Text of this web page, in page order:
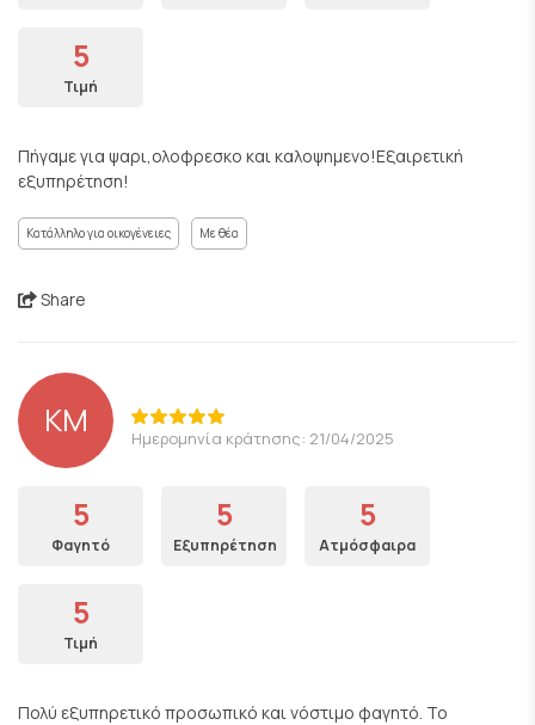
5
Τιμή
Πήγαμε για ψαρι,ολοφρεσκο και καλοψημενο!Εξαιρετική
εξυπηρέτηση!
Κατάλληλο για οικογένειες Με θέα
Share
KM Ημερομηνία κράτησης: 21/04/2025
5
Φαγητό
5
Εξυπηρέτηση
5
Ατμόσφαιρα
5
Τιμή
Πολύ εξυπηρετικό προσωπικό και νόστιμο φαγητό. Το